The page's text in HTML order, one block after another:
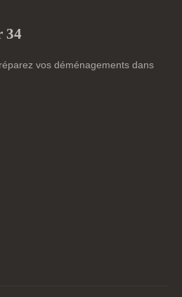
34
vos déménagements dans